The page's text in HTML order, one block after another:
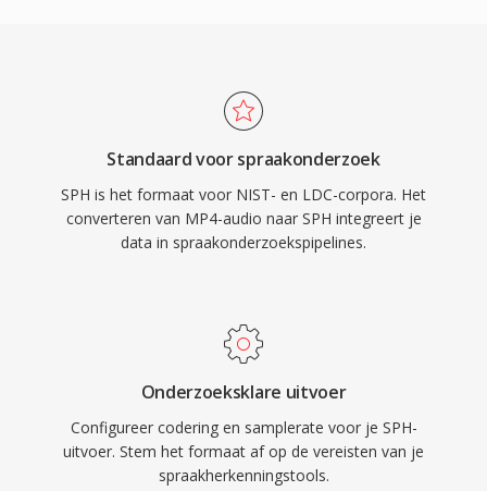
Standaard voor spraakonderzoek
SPH is het formaat voor NIST- en LDC-corpora. Het
converteren van MP4-audio naar SPH integreert je
data in spraakonderzoekspipelines.
Onderzoeksklare uitvoer
Configureer codering en samplerate voor je SPH-
uitvoer. Stem het formaat af op de vereisten van je
spraakherkenningstools.